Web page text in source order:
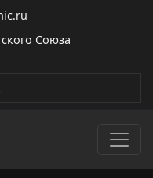
Союза